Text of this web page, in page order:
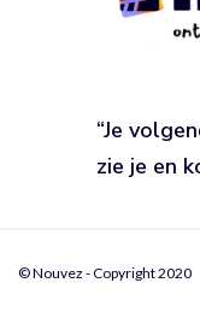
“Je
zie je en
© Nouvez - Copyright 2020